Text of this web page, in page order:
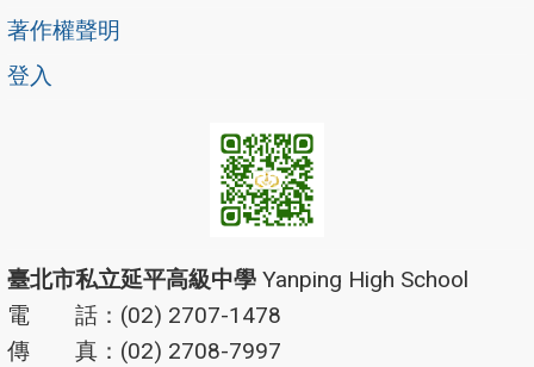
著作權聲明
登入
臺北市私立延平高級中學 Yanping High School
電 話：(02) 2707-1478
傳 真：(02) 2708-7997